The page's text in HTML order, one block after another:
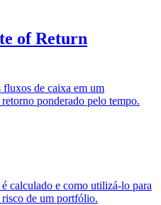
of Return
de caixa em um
ponderado pelo tempo.
calculado e como utilizá-lo para
risco de um portfólio.